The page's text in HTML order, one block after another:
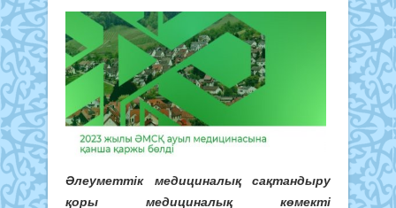
Әлеуметтік медициналық сақтандыру
қоры медициналық көмекті